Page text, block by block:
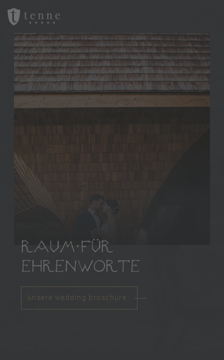
RAUM FÜR
EHRENWORTE
unsere wedding broschüre